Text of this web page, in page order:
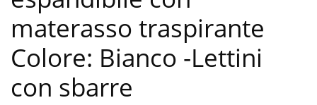
materasso traspirante
Colore: Bianco -Lettini
con sbarre